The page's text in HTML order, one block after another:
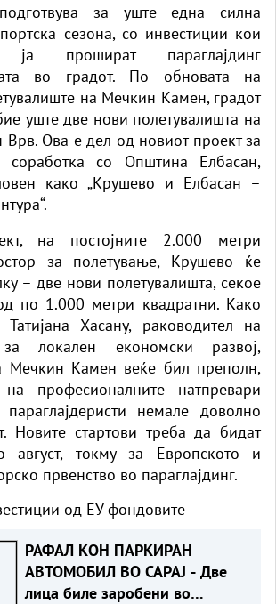
за уште една силна
сезона, со инвестиции кои
прошират параглајдинг
во градот. По обновата на
на Мечкин Камен, градот
уште две нови полетувалишта на
Врв. Ова е дел од новиот проект за
соработка со Општина Елбасан,
како „Крушево и Елбасан –
на постојните 2.000 метри
за полетување, Крушево ќе
– две нови полетувалишта, секое
по 1.000 метри квадратни. Како
Татијана Хасану, раководител на
локален економски развој,
Мечкин Камен веќе бил преполн,
професионалните натпревари
параглајдеристи немале доволно
Новите стартови треба да бидат
август, токму за Европското и
првенство во параглајдинг.
од ЕУ фондовите
РАФАЛ КОН ПАРКИРАН
АВТОМОБИЛ ВО САРАЈ - Две
лица биле заробени во